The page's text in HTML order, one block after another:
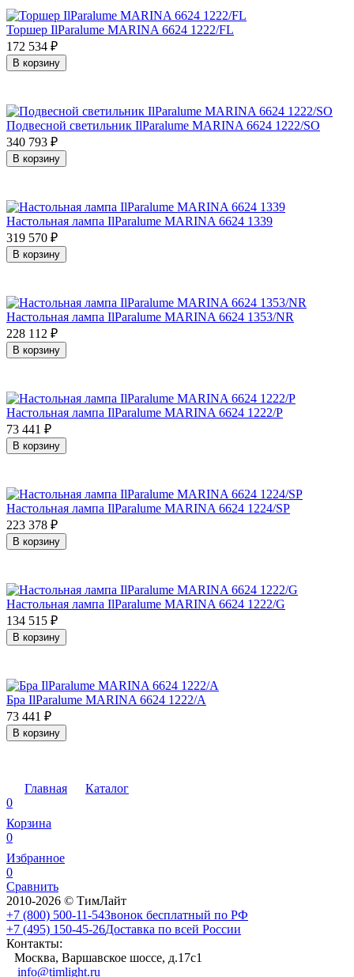
Торшер IlParalume MARINA 6624 1222/FL
172 534 ₽
В корзину
Подвесной светильник IlParalume MARINA 6624 1222/SO
340 793 ₽
В корзину
Настольная лампа IlParalume MARINA 6624 1339
319 570 ₽
В корзину
Настольная лампа IlParalume MARINA 6624 1353/NR
228 112 ₽
В корзину
Настольная лампа IlParalume MARINA 6624 1222/P
73 441 ₽
В корзину
Настольная лампа IlParalume MARINA 6624 1224/SP
223 378 ₽
В корзину
Настольная лампа IlParalume MARINA 6624 1222/G
134 515 ₽
В корзину
Бра IlParalume MARINA 6624 1222/A
73 441 ₽
В корзину
Главная
Каталог
0
Корзина
0
Избранное
0
Сравнить
2010-2026 © ТимЛайт
+7 (800) 500-11-54Звонок бесплатный по РФ
+7 (495) 150-45-26Доставка по всей России
Контакты:
Москва, Варшавское шоссе, д.17c1
info@timlight.ru